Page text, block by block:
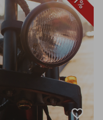
favorite_border